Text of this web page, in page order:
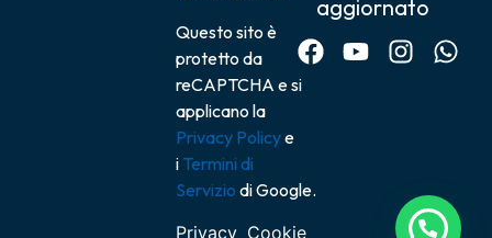
Questo sito è
protetto da
reCAPTCHA e si
applicano la
Privacy Policye
i Termini di
Servizio di Google.
Privacy Cookie
aggiornato